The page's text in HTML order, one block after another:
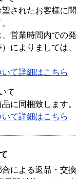
望されたお客様に
営業時間内での
によりましては
て詳細はこちら
て
に同梱致します。
て詳細はこちら
による返品・交